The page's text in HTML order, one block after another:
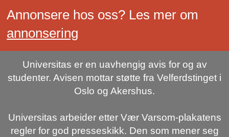
Annonsere hos oss? Les mer om
annonsering
Universitas er en uavhengig avis for og av
studenter. Avisen mottar støtte fra Velferdstinget i
Oslo og Akershus.
Universitas arbeider etter Vær Varsom-plakatens
regler for god presseskikk. Den som mener seg